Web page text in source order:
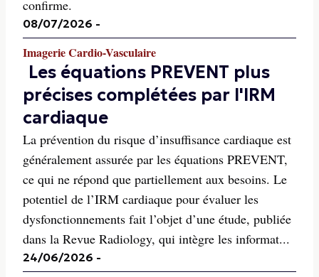
confirme.
08/07/2026 -
Imagerie Cardio-Vasculaire
Les équations PREVENT plus
précises complétées par l'IRM
cardiaque
La prévention du risque d’insuffisance cardiaque est
généralement assurée par les équations PREVENT,
ce qui ne répond que partiellement aux besoins. Le
potentiel de l’IRM cardiaque pour évaluer les
dysfonctionnements fait l’objet d’une étude, publiée
dans la Revue Radiology, qui intègre les informat...
24/06/2026 -